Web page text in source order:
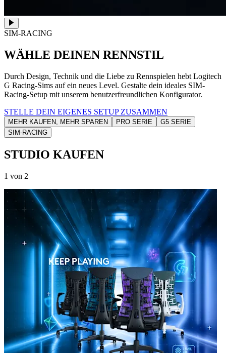
SIM-RACING
WÄHLE DEINEN RENNSTIL
Durch Design, Technik und die Liebe zu Rennspielen hebt Logitech
G Racing-Sims auf ein neues Level. Gestalte dein ideales SIM-
Racing-Setup mit unserem benutzerfreundlichen Konfigurator.
STELLE DEIN EIGENES SETUP ZUSAMMEN
MEHR KAUFEN, MEHR SPAREN PRO SERIE
G5 SERIE
SIM-RACING
STUDIO KAUFEN
1 von 2